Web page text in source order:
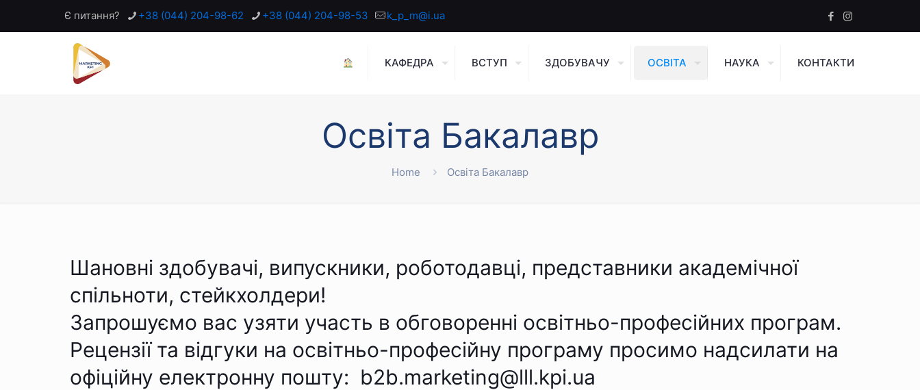
Є питання? +38 (044) 204-98-62 +38 (044) 204-98-53 k_p_m@i.ua
КАФЕДРА ВСТУП ЗДОБУВАЧУ ОСВІТА НАУКА КОНТАКТИ
Освіта Бакалавр
Home Освіта Бакалавр
Шановні здобувачі, випускники, роботодавці, представники академічної
спільноти, стейкхолдери!
Запрошуємо вас узяти участь в обговоренні освітньо-професійних програм.
Рецензії та відгуки на освітньо-професійну програму просимо надсилати на
офіційну електронну пошту: b2b.marketing@lll.kpi.ua